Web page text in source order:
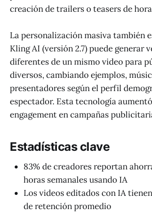
creación de trailers o teasers de
La personalización masiva también
Kling AI (versión 2.7) puede generar
diferentes de un mismo video para
diversos, cambiando ejemplos,
presentadores según el perfil
espectador. Esta tecnología
engagement en campañas
Estadísticas clave
83% de creadores reportan
horas semanales usando IA
Los videos editados con IA
de retención promedio